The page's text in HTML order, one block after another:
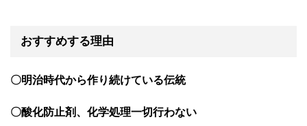
おすすめする理由
〇明治時代から作り続けている伝統
〇酸化防止剤、化学処理一切行わない